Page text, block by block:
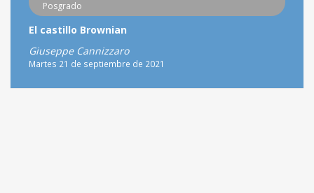
Posgrado
El castillo Brownian
Giuseppe Cannizzaro
Martes 21 de septiembre de 2021